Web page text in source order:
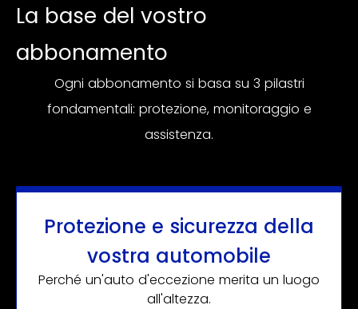
La base del vostro
abbonamento
Ogni abbonamento si basa su 3 pilastri
fondamentali: protezione, monitoraggio e
assistenza.
Protezione e sicurezza della
vostra automobile
Perché un'auto d'eccezione merita un luogo
all'altezza.